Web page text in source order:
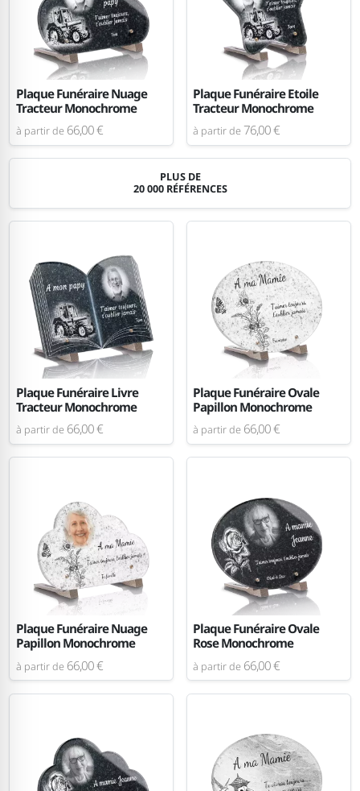
Plaque Funéraire Nuage
Tracteur Monochrome
à partir de 66,00 €
Plaque Funéraire Etoile
Tracteur Monochrome
à partir de 76,00 €
PLUS DE
20 000 RÉFÉRENCES
Plaque Funéraire Livre
Tracteur Monochrome
à partir de 66,00 €
Plaque Funéraire Ovale
Papillon Monochrome
à partir de 66,00 €
Plaque Funéraire Nuage
Papillon Monochrome
à partir de 66,00 €
Plaque Funéraire Ovale
Rose Monochrome
à partir de 66,00 €